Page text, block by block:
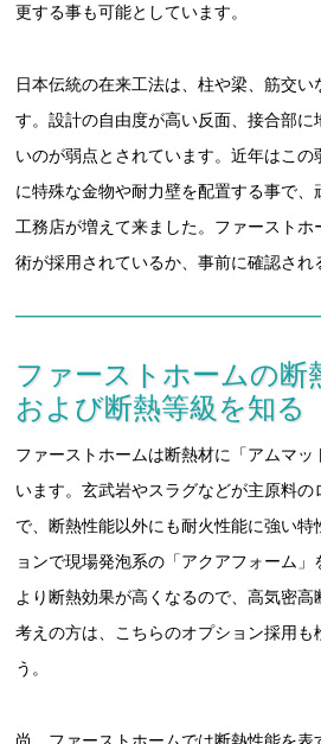
更する事も可能としています。
日本伝統の在来工法は、柱や梁、筋交
す。設計の自由度が高い反面、接合部に
いのが弱点とされています。近年はこ
に特殊な金物や耐力壁を配置する事で
工務店が増えて来ました。ファースト
術が採用されているか、事前に確認され
ファーストホームの断
および断熱等級を知る
ファーストホームは断熱材に「アムマ
います。玄武岩やスラグなどが主原料
で、断熱性能以外にも耐火性能に強い
ョンで現場発泡系の「アクアフォーム」
より断熱効果が高くなるので、高気密
考えの方は、こちらのオプション採用も
う。